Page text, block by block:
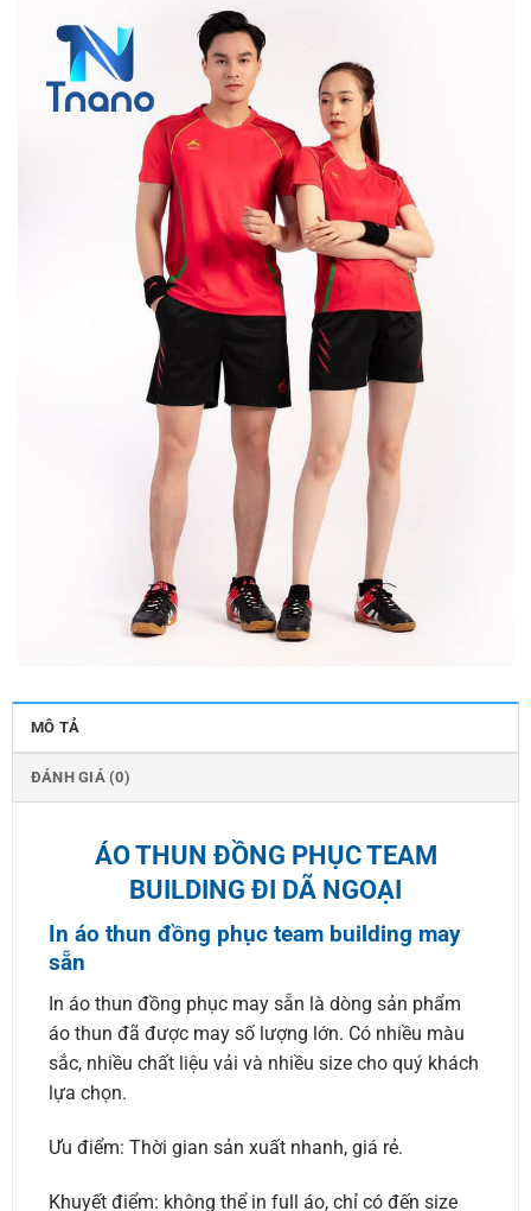
MÔ TẢ
ĐÁNH GIÁ (0)
ÁO THUN ĐỒNG PHỤC TEAM
BUILDING ĐI DÃ NGOẠI
In áo thun đồng phục team building may
sẵn
In áo thun đồng phục may sẵn là dòng sản phẩm
áo thun đã được may số lượng lớn. Có nhiều màu
sắc, nhiều chất liệu vải và nhiều size cho quý khách
lựa chọn.
Ưu điểm: Thời gian sản xuất nhanh, giá rẻ.
Khuyết điểm: không thể in full áo, chỉ có đến size